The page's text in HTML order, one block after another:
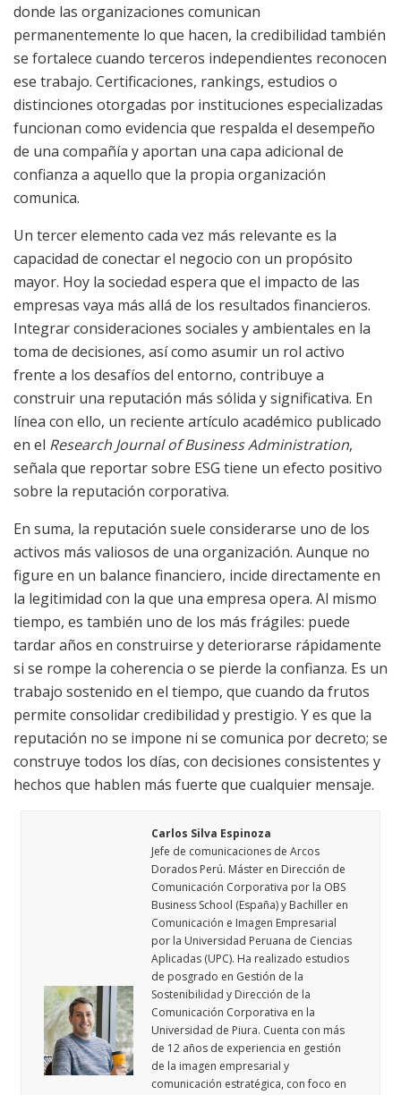
donde las organizaciones comunican
permanentemente lo que hacen, la credibilidad también
se fortalece cuando terceros independientes reconocen
ese trabajo. Certificaciones, rankings, estudios o
distinciones otorgadas por instituciones especializadas
funcionan como evidencia que respalda el desempeño
de una compañía y aportan una capa adicional de
confianza a aquello que la propia organización
comunica.
Un tercer elemento cada vez más relevante es la
capacidad de conectar el negocio con un propósito
mayor. Hoy la sociedad espera que el impacto de las
empresas vaya más allá de los resultados financieros.
Integrar consideraciones sociales y ambientales en la
toma de decisiones, así como asumir un rol activo
frente a los desafíos del entorno, contribuye a
construir una reputación más sólida y significativa. En
línea con ello, un reciente artículo académico publicado
en el Research Journal of Business Administration,
señala que reportar sobre ESG tiene un efecto positivo
sobre la reputación corporativa.
En suma, la reputación suele considerarse uno de los
activos más valiosos de una organización. Aunque no
figure en un balance financiero, incide directamente en
la legitimidad con la que una empresa opera. Al mismo
tiempo, es también uno de los más frágiles: puede
tardar años en construirse y deteriorarse rápidamente
si se rompe la coherencia o se pierde la confianza. Es un
trabajo sostenido en el tiempo, que cuando da frutos
permite consolidar credibilidad y prestigio. Y es que la
reputación no se impone ni se comunica por decreto; se
construye todos los días, con decisiones consistentes y
hechos que hablen más fuerte que cualquier mensaje.
Carlos Silva Espinoza
Jefe de comunicaciones de Arcos
Dorados Perú. Máster en Dirección de
Comunicación Corporativa por la OBS
Business School (España) y Bachiller en
Comunicación e Imagen Empresarial
por la Universidad Peruana de Ciencias
Aplicadas (UPC). Ha realizado estudios
de posgrado en Gestión de la
Sostenibilidad y Dirección de la
Comunicación Corporativa en la
Universidad de Piura. Cuenta con más
de 12 años de experiencia en gestión
de la imagen empresarial y
comunicación estratégica, con foco en